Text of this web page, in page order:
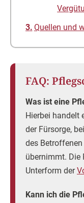
Quellen und
FAQ:
Was ist eine
Hierbei handelt
der Fürsorge,
des
übernimmt.
Unterform der
Kann ich die